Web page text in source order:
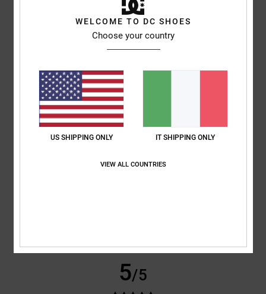
Materiale: 4/5 Colore: 5/5
Consiglio questo prodotto
4 /5
5/5
WELCOME TO DC SHOES
Choose your country
US SHIPPING ONLY IT SHIPPING ONLY
VIEW ALL COUNTRIES